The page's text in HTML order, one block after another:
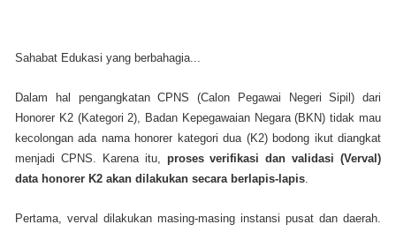
Sahabat Edukasi yang berbahagia...
Dalam hal pengangkatan CPNS (Calon Pegawai Negeri Sipil) dari
Honorer K2 (Kategori 2), Badan Kepegawaian Negara (BKN) tidak mau
kecolongan ada nama honorer kategori dua (K2) bodong ikut diangkat
menjadi CPNS. Karena itu, proses verifikasi dan validasi (Verval)
data honorer K2 akan dilakukan secara berlapis-lapis
Pertama, verval dilakukan masing-masing instansi pusat dan daerah.